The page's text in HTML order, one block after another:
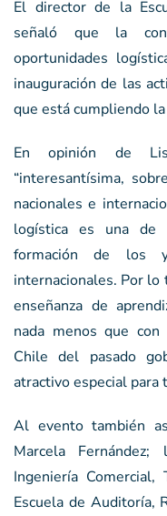
El director de la
señaló que la
oportunidades
inauguración de las
que está cumpliendo
En opinión de
“interesantísima,
nacionales e
logística es una de
formación de los
internacionales. Por lo
enseñanza de
nada menos que
Chile del pasado
atractivo especial para
Al evento también
Marcela
Ingeniería
Escuela de Auditoría,